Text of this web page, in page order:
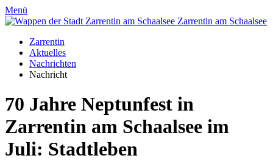
Menü
Zarrentin am Schaalsee
Zarrentin
Aktuelles
Nachrichten
Nachricht
70 Jahre Neptunfest in
Zarrentin am Schaalsee im
Juli: Stadtleben